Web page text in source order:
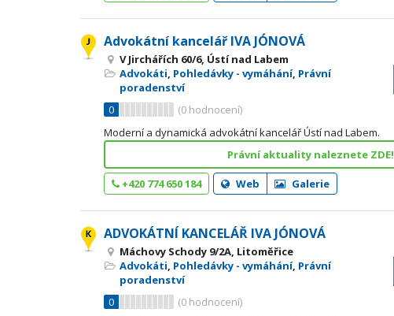
Advokátní kancelář IVA JÓNOVÁ
V Jirchářích 60/6, Ústí nad Labem
Advokáti, Pohledávky - vymáhání, Právní
poradenství
0
(0 hodnocení)
Moderní a dynamická advokátní kancelář Ústí nad Labem.
Právní aktuality naleznete ZDE!
+420 774 650 184 Web Galerie
ADVOKÁTNÍ KANCELÁŘ IVA JÓNOVÁ
Máchovy Schody 9/2A, Litoměřice
Advokáti, Pohledávky - vymáhání, Právní
poradenství
0
(0 hodnocení)